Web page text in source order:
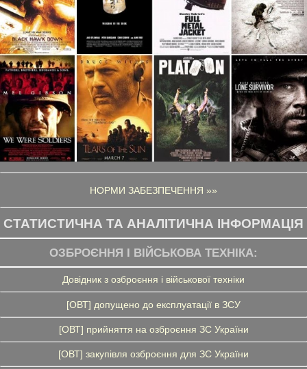
НОРМИ ЗАБЕЗПЕЧЕННЯ »»
СТАТИСТИЧНА ТА АНАЛІТИЧНА ІНФОРМАЦІЯ
ОЗБРОЄННЯ І ВІЙСЬКОВА ТЕХНІКА:
Довідник з озброєння і військової техніки
[ОВТ] допущено до експлуатації в ЗСУ
[ОВТ] прийняття на озброєння ЗС України
[ОВТ] закупівля озброєння для ЗС України